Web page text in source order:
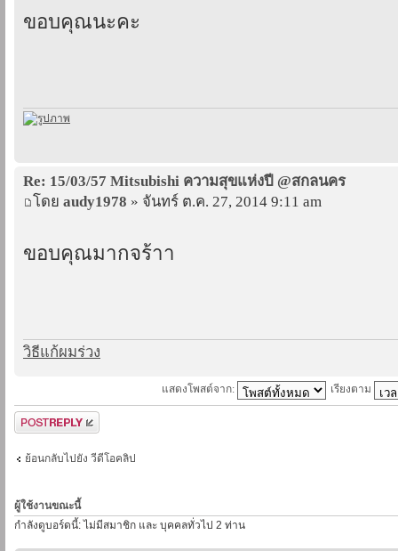
ขอบคุณนะคะ
Re: 15/03/57 Mitsubishi ความสุขแห่งปี @สกลนคร
โดย audy1978 » จันทร์ ต.ค. 27, 2014 9:11 am
ขอบคุณมากจร้าา
วิธีแก้ผมร่วง
แสดงโพสต์จาก: เรียงตาม
ตอบกระทู้
ย้อนกลับไปยัง วีดีโอคลิป
ผู้ใช้งานขณะนี้
กำลังดูบอร์ดนี้: ไม่มีสมาชิก และ บุคคลทั่วไป 2 ท่าน